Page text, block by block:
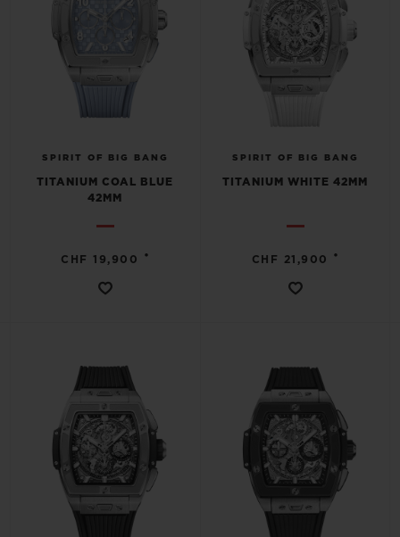
SPIRIT OF BIG BANG
TITANIUM COAL BLUE
42MM
CHF 19,900 •
SPIRIT OF BIG BANG
TITANIUM WHITE 42MM
CHF 21,900 •